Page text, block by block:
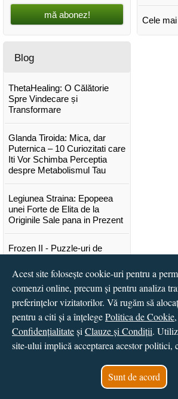
mă abonez!
Cele
Blog
ThetaHealing: O Călătorie
Spre Vindecare și
Transformare
Glanda Tiroida: Mica, dar
Puternica – 10 Curiozitati care
Iti Vor Schimba Perceptia
despre Metabolismul Tau
Legiunea Straina: Epopeea
unei Forte de Elita de la
Originile Sale pana in Prezent
Frozen II - Puzzle-uri de
Lansare "Portocalele verzi" de
Vitali Cipileaga
...toate știrile
© 2016 - 2026S.C. CCN Books SRL
Vital Soft
Acest site folosește cookie-uri pentru a
comenzi online, precum și pentru analiza
preferințelor vizitatorilor. Vă rugăm să
pentru a citi și a înțelegePolitica de Cookie,
Confidențialitateși Clauze și Condiții.
site-ului implică acceptarea acestor politici,
Sunt de acord